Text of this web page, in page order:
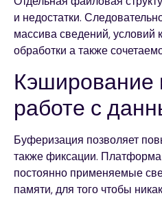
и недостатки.
массива сведений, условий
обработки а также
Кэширование
работе с
Буферизация позволяет
также фиксации.
постоянно применяемые
памяти, для того чтобы